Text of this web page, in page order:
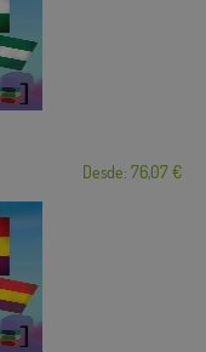
Desde: 76,07 €